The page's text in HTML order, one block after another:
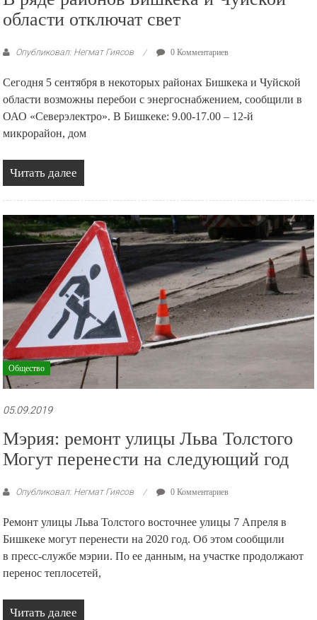
области отключат свет
Опубликовал: Негмат Гиясов 0 Комментариев
Сегодня 5 сентября в некоторых районах Бишкека и Чуйской
области возможны перебои с энергоснабжением, сообщили в
ОАО «Северэлектро». В Бишкеке: 9.00-17.00 – 12-й
микрорайон, дом
Читать далее
Общество
05.09.2019
Мэрия: ремонт улицы Льва Толстого
Могут перенести на следующий год
Опубликовал: Негмат Гиясов 0 Комментариев
Ремонт улицы Льва Толстого восточнее улицы 7 Апреля в
Бишкеке могут перенести на 2020 год. Об этом сообщили
в пресс-службе мэрии. По ее данным, на участке продолжают
перенос теплосетей,
Читать далее